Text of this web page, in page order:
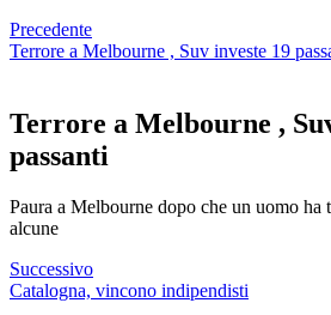
Precedente
Terrore a Melbourne , Suv investe 19
Terrore a Melbourne ,
passanti
Paura a Melbourne dopo che un uomo ha
alcune
Successivo
Catalogna, vincono indipendisti